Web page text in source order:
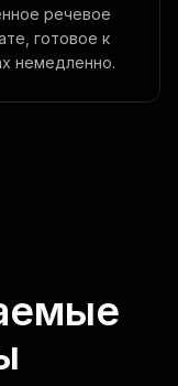
речевое
готовое к
немедленно.